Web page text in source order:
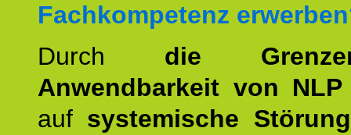
Fachkompetenz
Durch die
Anwendbarkeit von NLP
auf systemische